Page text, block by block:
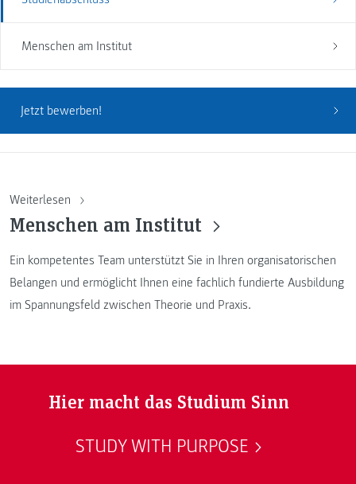
Menschen am Institut
Jetzt bewerben!
Weiterlesen
Menschen am Institut
Ein kompetentes Team unterstützt Sie in Ihren organisatorischen
Belangen und ermöglicht Ihnen eine fachlich fundierte Ausbildung
im Spannungsfeld zwischen Theorie und Praxis.
Hier macht das Studium Sinn
STUDY WITH PURPOSE